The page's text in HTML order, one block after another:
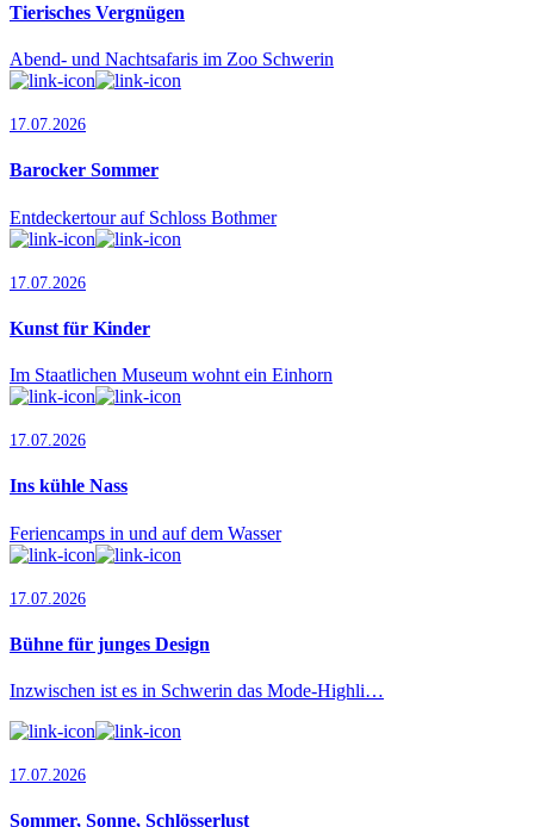
Tierisches Vergnügen
Abend- und Nachtsafaris im Zoo Schwerin
17.07.2026
Barocker Sommer
Entdeckertour auf Schloss Bothmer
17.07.2026
Kunst für Kinder
Im Staatlichen Museum wohnt ein Einhorn
17.07.2026
Ins kühle Nass
Feriencamps in und auf dem Wasser
17.07.2026
Bühne für junges Design
Inzwischen ist es in Schwerin das Mode-Highli…
17.07.2026
Sommer, Sonne, Schlösserlust